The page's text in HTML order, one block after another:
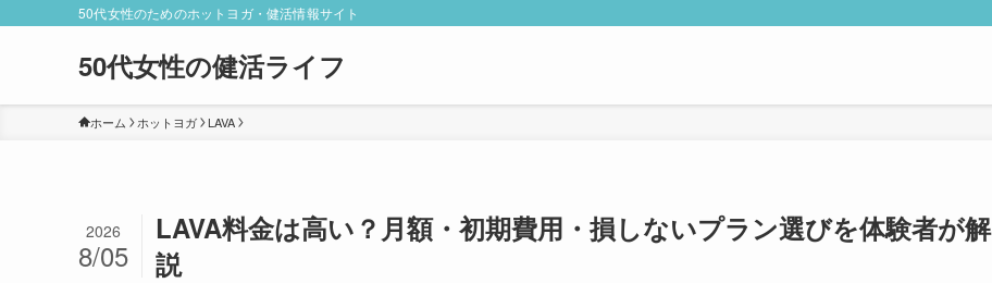
50代女性のためのホットヨガ・健活情報サイト
50代女性の健活ライフ
ホーム ホットヨガ LAVA
LAVA料金は高い？月額・初期費用・損しないプラン選びを体験者が解
説
2026
8/05